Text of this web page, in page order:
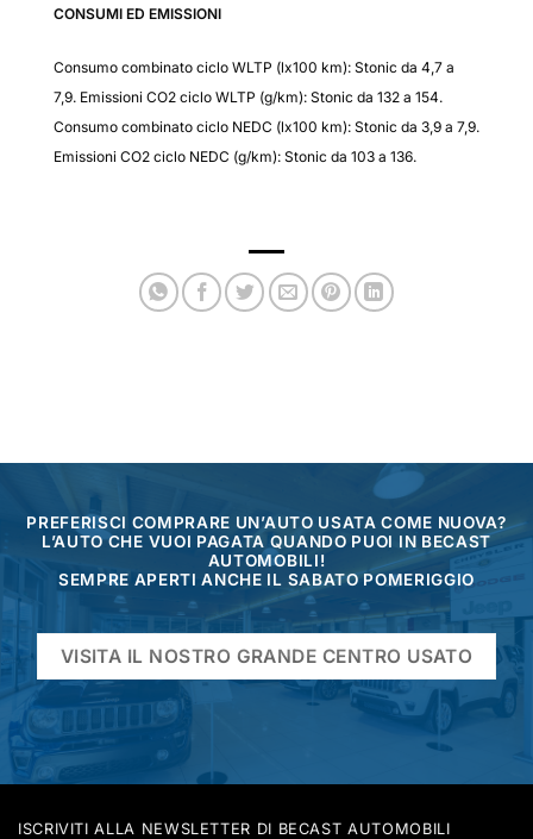
CONSUMI ED EMISSIONI
Consumo combinato ciclo WLTP (lx100 km): Stonic da 4,7 a
7,9. Emissioni CO2 ciclo WLTP (g/km): Stonic da 132 a 154.
Consumo combinato ciclo NEDC (lx100 km): Stonic da 3,9 a 7,9.
Emissioni CO2 ciclo NEDC (g/km): Stonic da 103 a 136.
PREFERISCI COMPRARE UN’AUTO USATA COME NUOVA?
L’AUTO CHE VUOI PAGATA QUANDO PUOI IN BECAST
AUTOMOBILI!
SEMPRE APERTI ANCHE IL SABATO POMERIGGIO
VISITA IL NOSTRO GRANDE CENTRO USATO
ISCRIVITI ALLA NEWSLETTER DI BECAST AUTOMOBILI